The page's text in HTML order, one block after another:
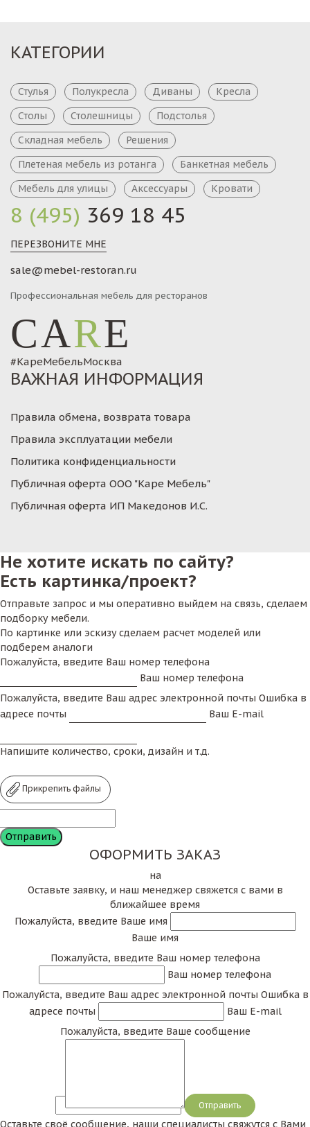
8 (495) 369 18 45
ПЕРЕЗВОНИТЕ МНЕ
sale@mebel-restoran.ru
Профессиональная мебель для ресторанов
CARE
#КареМебельМосква
КАТЕГОРИИ
Стулья Полукресла Диваны
Кресла
Столы
Столешницы
Подстолья
Складная мебель
Решения
Плетеная мебель из ротанга
Банкетная мебель
Мебель для улицы
Аксессуары Кровати
ВАЖНАЯ ИНФОРМАЦИЯ
Правила обмена, возврата товара
Правила эксплуатации мебели
Политика конфиденциальности
Публичная оферта ООО "Каре Мебель"
Публичная оферта ИП Македонов И.С.
Не хотите искать по сайту?
Есть картинка/проект?
Отправьте запрос и мы оперативно выйдем на связь, сделаем
подборку мебели.
По картинке или эскизу сделаем расчет моделей или
подберем аналоги
Пожалуйста, введите Ваш номер телефона
Ваш номер телефона
Пожалуйста, введите Ваш адрес электронной почты Ошибка в
адресе почты
Ваш E-mail
Напишите количество, сроки, дизайн и т.д.
Прикрепить файлы
ОФОРМИТЬ ЗАКАЗ
на
Оставьте заявку, и наш менеджер свяжется с вами в
ближайшее время
Пожалуйста, введите Ваше имя
Ваше имя
Пожалуйста, введите Ваш номер телефона
Ваш номер телефона
Пожалуйста, введите Ваш адрес электронной почты Ошибка в
адресе почты
Ваш E-mail
Пожалуйста, введите Ваше сообщение
Сообщение
Оставьте своё сообщение, наши специалисты свяжутся с Вами